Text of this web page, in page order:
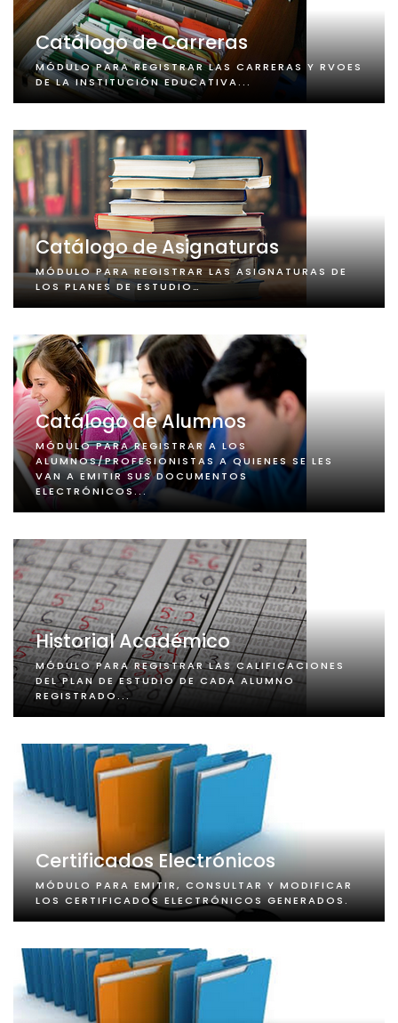
Catálogo de Carreras
MÓDULO PARA REGISTRAR LAS CARRERAS Y RVOES
DE LA INSTITUCIÓN EDUCATIVA...
Catálogo de Asignaturas
MÓDULO PARA REGISTRAR LAS ASIGNATURAS DE
LOS PLANES DE ESTUDIO…
Catálogo de Alumnos
MÓDULO PARA REGISTRAR A LOS
ALUMNOS/PROFESIONISTAS A QUIENES SE LES
VAN A EMITIR SUS DOCUMENTOS
ELECTRÓNICOS...
Historial Académico
MÓDULO PARA REGISTRAR LAS CALIFICACIONES
DEL PLAN DE ESTUDIO DE CADA ALUMNO
REGISTRADO...
Certificados Electrónicos
MÓDULO PARA EMITIR, CONSULTAR Y MODIFICAR
LOS CERTIFICADOS ELECTRÓNICOS GENERADOS.